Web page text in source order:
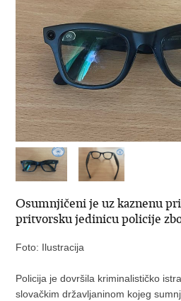
Osumnjičeni je uz kaznenu
pritvorsku jedinicu policije
Foto: Ilustracija
Policija je dovršila kriminalističko
slovačkim državljaninom kojeg